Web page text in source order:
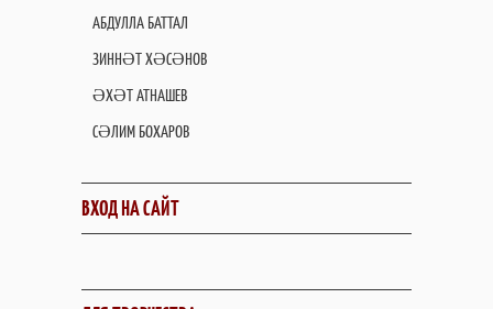
АБДУЛЛА БАТТАЛ
ЗИННӘТ ХӘСӘНОВ
ӘХӘТ АТНАШЕВ
СӘЛИМ БОХАРОВ
ВХОД НА САЙТ